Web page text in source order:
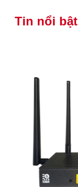
Tin nổi bật